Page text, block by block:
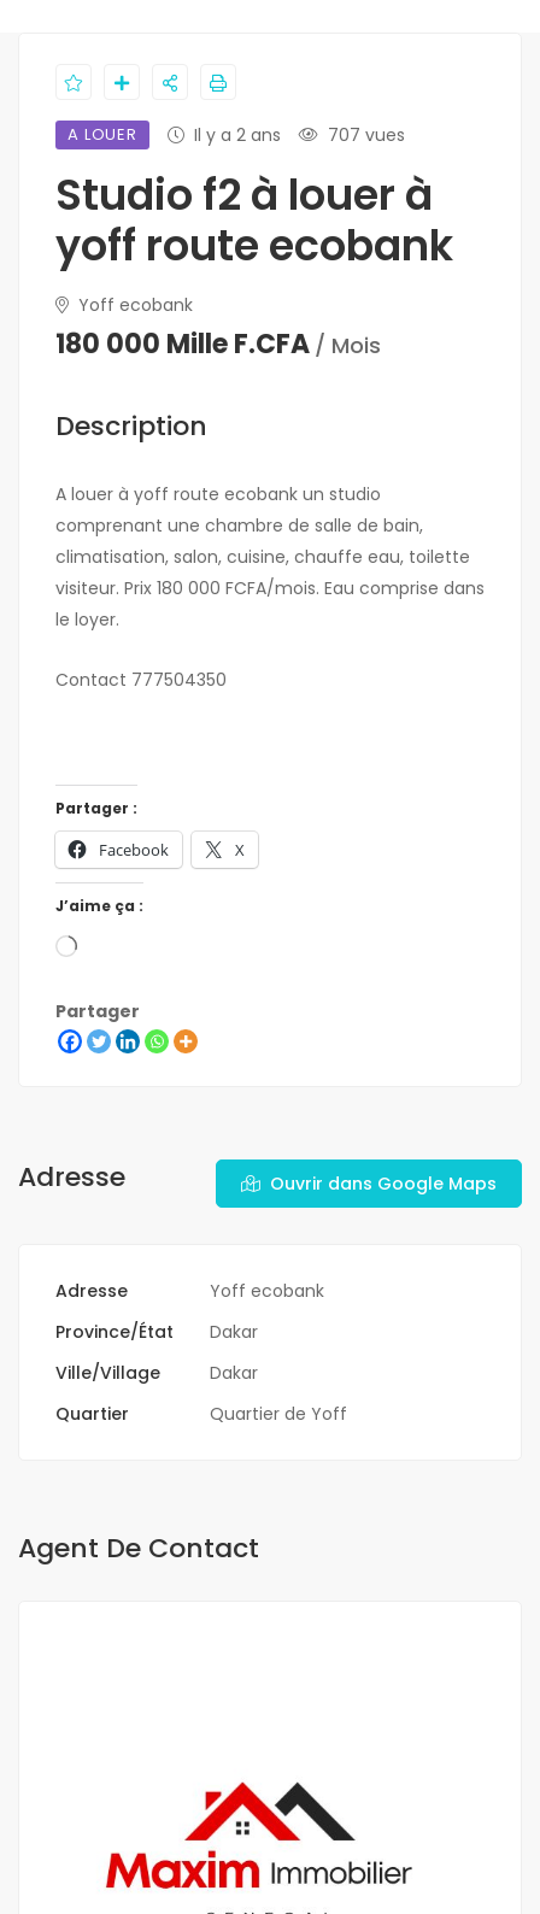
A LOUER Il y a 2 ans 707 vues
Studio f2 à louer à
yoff route ecobank
Yoff ecobank
180 000 Mille F.CFA / Mois
Description
A louer à yoff route ecobank un studio
comprenant une chambre de salle de bain,
climatisation, salon, cuisine, chauffe eau, toilette
visiteur. Prix 180 000 FCFA/mois. Eau comprise dans
le loyer.
Contact 777504350
Partager :
Facebook X
J’aime ça :
Partager
Adresse Ouvrir dans Google Maps
Adresse
Yoff ecobank
Province/État
Dakar
Ville/Village
Dakar
Quartier
Quartier de Yoff
Agent De Contact